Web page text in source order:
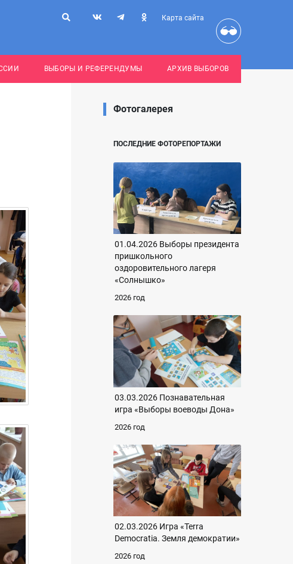
Карта сайта
ВЫБОРЫ И РЕФЕРЕНДУМЫ АРХИВ ВЫБОРОВ
Фотогалерея
ПОСЛЕДНИЕ ФОТОРЕПОРТАЖИ
01.04.2026 Выборы президента
пришкольного
оздоровительного лагеря
«Солнышко»
2026 год
03.03.2026 Познавательная
игра «Выборы воеводы Дона»
2026 год
02.03.2026 Игра «Terra
Democratia. Земля демократии»
2026 год